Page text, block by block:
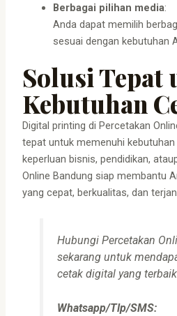
Berbagai pilihan media:
Anda dapat memilih
sesuai dengan kebutuhan
Solusi Tepat
Kebutuhan
Digital printing di Percetakan
tepat untuk memenuhi
keperluan bisnis, pendidikan,
Online Bandung siap membantu
yang cepat, berkualitas, dan
Hubungi Percetakan
sekarang untuk
cetak digital yang
Whatsapp/Tlp/SMS: